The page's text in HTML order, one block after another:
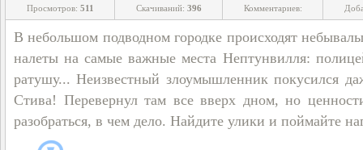
Просмотров: 511 Скачиваний: 396 Комментариев:
В небольшом подводном городке происходят
налеты на самые важные места Нептунвилля:
ратушу... Неизвестный злоумышленник покусился
Стива! Перевернул там все вверх дном, но
разобраться, в чем дело. Найдите улики и поймайте